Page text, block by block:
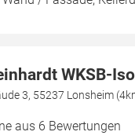
WKSB-
3, 55237 Lonsheim
aus 6 Bewertungen